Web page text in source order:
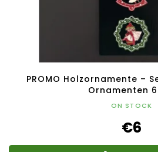
PROMO Holzornamente –
Ornamenten
ON STOCK
€6